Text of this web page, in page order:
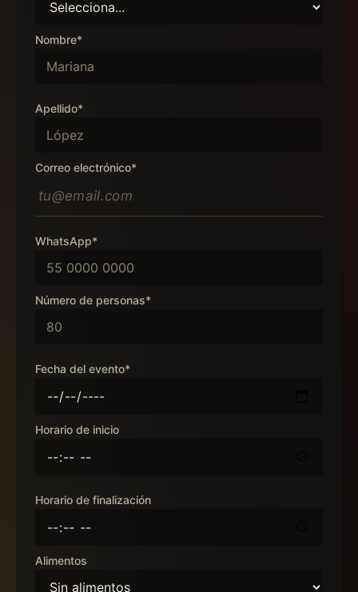
Nombre*
Apellido*
Correo electrónico*
WhatsApp*
Número de personas*
Fecha del evento*
Horario de inicio
Horario de finalización
Alimentos